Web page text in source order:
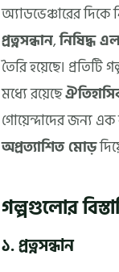
অ্যাডভেঞ্চারের
প্রত্নসন্ধান,নিষিদ্ধ
তৈরি হয়েছে। প্রতিটি
মধ্যে রয়েছে
গোয়েন্দাদের জন্য এক
অপ্রত্যাশিত মোড়
গল্পগুলোর
১. প্রত্নসন্ধান